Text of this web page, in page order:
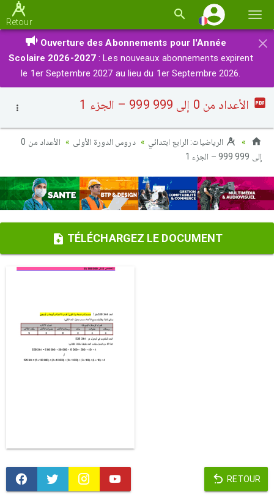
la
Retour
×
Ouverture des Abonnements pour l'Année
Scolaire 2026-2027 : Les nouveaux abonnements expirent
le 1er Septembre 2027 au lieu du 1er Septembre 2026.
الأعداد من 0 إلى 999 999 – الجزء 1
الرياضيات: الرابع ابتدائي دروس الدورة الأولى
الأعداد من 0
إلى 999 999 – الجزء 1
TÉLÉCHARGEZ LE DOCUMENT
RETOUR